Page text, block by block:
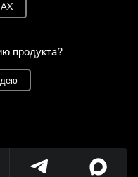
продукта?